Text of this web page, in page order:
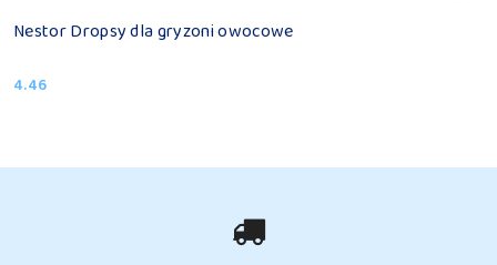
Nestor Dropsy dla gryzoni owocowe
Cena:
4.46